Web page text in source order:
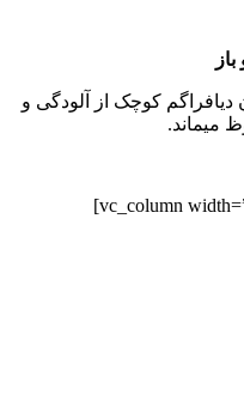
کوچک از آلودگی و
میماند.
[/vc_column_text][/vc_column][vc_column width=”1/3″]